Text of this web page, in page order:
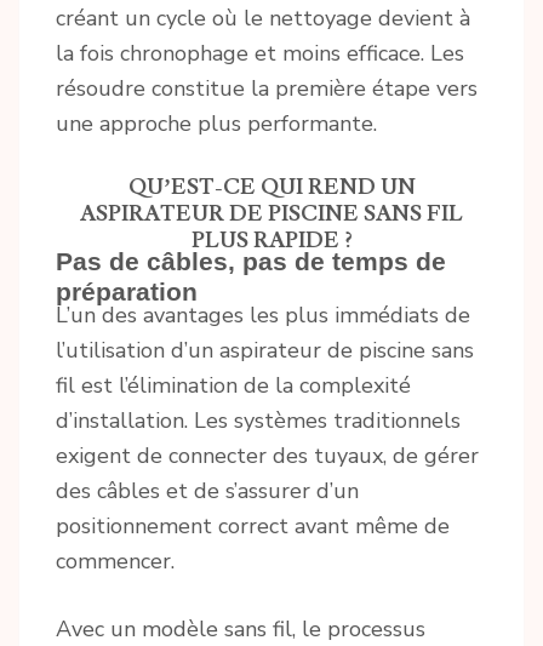
créant un cycle où le nettoyage devient à
la fois chronophage et moins efficace. Les
résoudre constitue la première étape vers
une approche plus performante.
QU’EST-CE QUI REND UN
ASPIRATEUR DE PISCINE SANS FIL
PLUS RAPIDE ?
Pas de câbles, pas de temps de
préparation
L’un des avantages les plus immédiats de
l’utilisation d’un aspirateur de piscine sans
fil est l’élimination de la complexité
d’installation. Les systèmes traditionnels
exigent de connecter des tuyaux, de gérer
des câbles et de s’assurer d’un
positionnement correct avant même de
commencer.
Avec un modèle sans fil, le processus